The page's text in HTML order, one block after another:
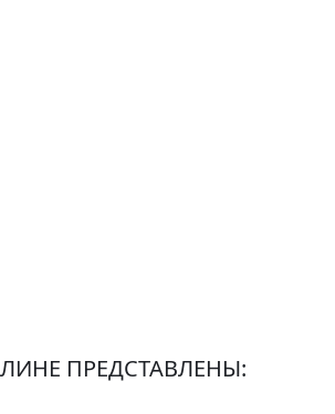
ПРЕДСТАВЛЕНЫ: